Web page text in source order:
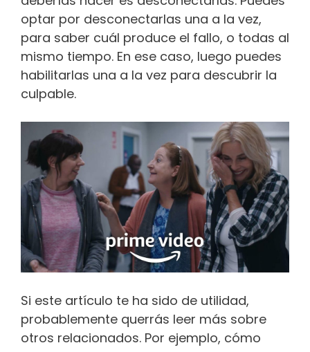
optar por desconectarlas una a la vez,
para saber cuál produce el fallo, o todas al
mismo tiempo. En ese caso, luego puedes
habilitarlas una a la vez para descubrir la
culpable.
Si este artículo te ha sido de utilidad,
probablemente querrás leer más sobre
otros relacionados. Por ejemplo, cómo